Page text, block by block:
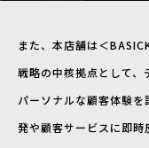
また、本店舗は＜
戦略の中核拠点として、
パーソナルな顧客体験
発や顧客サービスに即時